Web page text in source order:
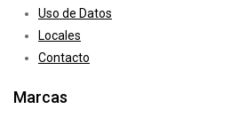
Uso de Datos
Locales
Contacto
Marcas